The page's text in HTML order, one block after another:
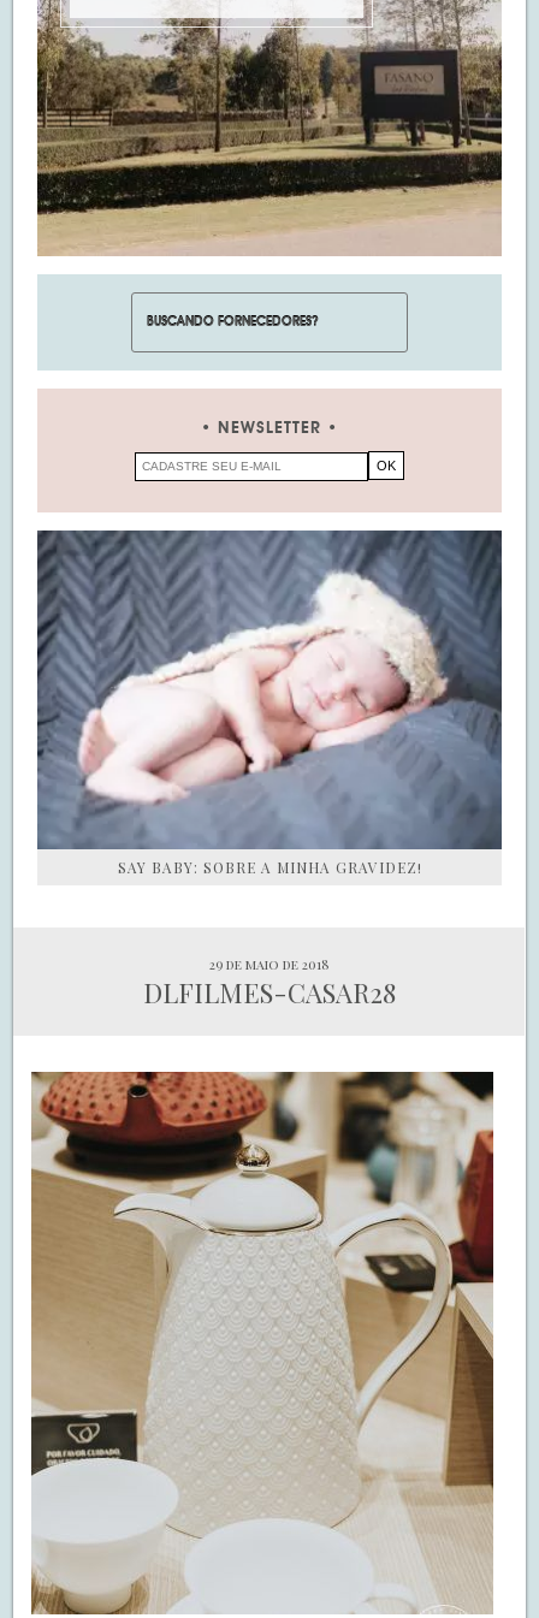
NEWSLETTER
SAY BABY: SOBRE A MINHA GRAVIDEZ!
29 de maio de 2018
DLFILMES-CASAR28